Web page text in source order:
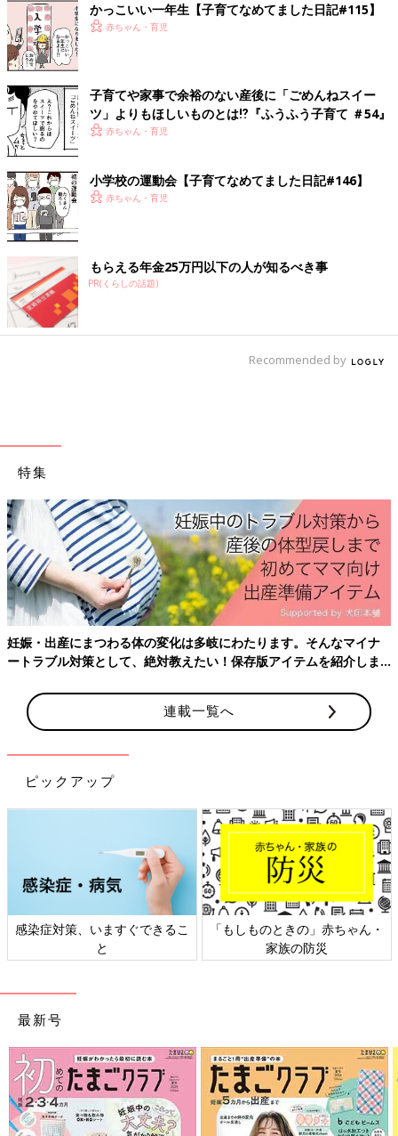
子どもとゲームをするとき、手加減をするかしないかでよく夫と
話し合いになります。
夫は断固拒否。なぞなぞやオセロをするときも手加減ゼロです。
娘に強くなってほしいんだそう…
みなさんはどのようにされていますか？？
[ひよこエッグ]
都内在住のワーママ。
2015年3月産まれの娘と夫の3人家族。
子育ての記録をブログやインスタグラムで公開中
インスタグラム：hiyokoegg11
した日記#106】
本屋さんで小学生向けの雑誌を付録目当てで買
かっこいい一年生【子育てなめてました日記#115】
赤ちゃん・育児
子育てや家事で余裕のない産後に「ごめんねスイー
ツ」よりもほしいものとは⁉︎『ふうふう子育て ＃54』
赤ちゃん・育児
小学校の運動会【子育てなめてました日記#146】
赤ちゃん・育児
もらえる年金25万円以下の人が知るべき事
PR(くらしの話題)
Recommended by
特集
ります。そんなマイナ
版アイテムを紹介しま
産後はお世話で大忙し、出産前にそろえ
ておきたいことをわかりやすく紹介！
連載一覧へ
ピックアップ
「もしものときの」赤ちゃん・
家族の防災
日本外来小児科学会リーフレ
ト検討会
最新号